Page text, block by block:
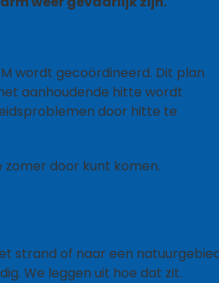
wordt gecoördineerd. Dit plan
aanhoudende hitte wordt
door hitte te
zomer door kunt komen.
strand of naar een
We leggen uit hoe dat zit.